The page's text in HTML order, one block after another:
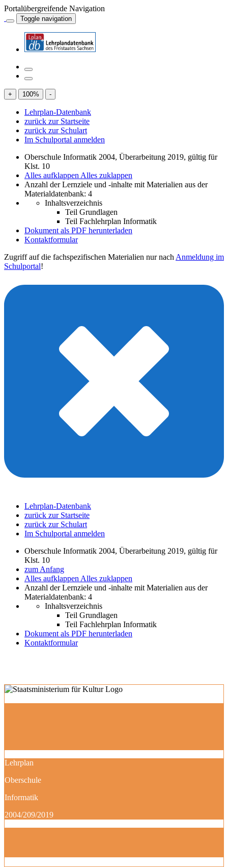
Portalübergreifende Navigation
Toggle navigation
+ 100% -
Lehrplan-Datenbank
zurück zur Startseite
zurück zur Schulart
Im Schulportal anmelden
Oberschule Informatik 2004, Überarbeitung 2019, gültig für
Klst. 10
Alles aufklappen Alles zuklappen
Anzahl der Lernziele und -inhalte mit Materialien aus der
Materialdatenbank: 4
Inhaltsverzeichnis
Teil Grundlagen
Teil Fachlehrplan Informatik
Dokument als PDF herunterladen
Kontaktformular
Zugriff auf die fachspezifischen Materialien nur nach Anmeldung im
Schulportal!
Lehrplan-Datenbank
zurück zur Startseite
zurück zur Schulart
Im Schulportal anmelden
Oberschule Informatik 2004, Überarbeitung 2019, gültig für
Klst. 10
zum Anfang
Alles aufklappen Alles zuklappen
Anzahl der Lernziele und -inhalte mit Materialien aus der
Materialdatenbank: 4
Inhaltsverzeichnis
Teil Grundlagen
Teil Fachlehrplan Informatik
Dokument als PDF herunterladen
Kontaktformular
Lehrplan
Oberschule
Informatik
2004/209/2019